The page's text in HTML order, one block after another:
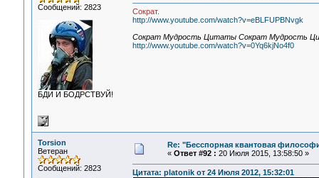
Сообщений: 2823
БДИ И БОДРСТВУЙ!
Сократ.
http://www.youtube.com/watch?v=eBLFUPBNvgk
Сократ Мудрость Цитаты Сократ Мудрость
http://www.youtube.com/watch?v=0Yq6kjNo4f0
Torsion
Ветеран
Сообщений: 2823
Re: "Бесспорная квантовая
« Ответ #92 : 20 Июля 2015, 13:58:50 »
Цитата: platonik от 24 Июля 2012, 15:32:01